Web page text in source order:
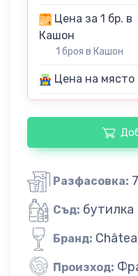
Цена за 1 бр. в
Кашон
1 броя в Кашон
Цена на място
Разфасовка:
Съд: бутилка
Бранд:
Произход: